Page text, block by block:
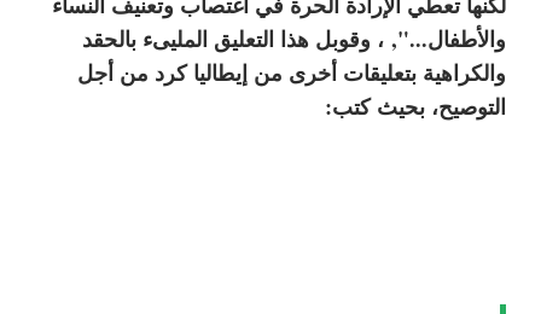
والأطفال...", ، وقوبل هذا التعليق المليىء بالحقد
والكراهية بتعليقات أخرى من إيطاليا كرد من أجل
التوصيح، بحيث كتب: